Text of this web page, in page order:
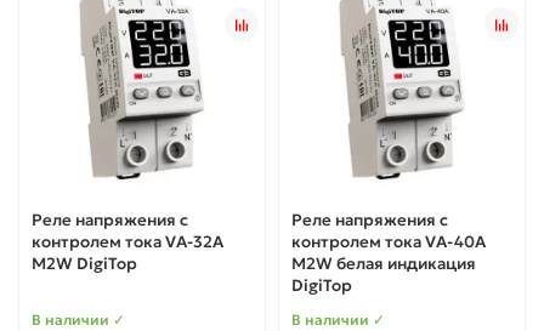
Реле напряжения c
контролем тока VА-32A
M2W DigiTop
В наличии ✓
Реле напряжения c
контролем тока VА-40A
M2W белая индикация
DigiTop
В наличии ✓